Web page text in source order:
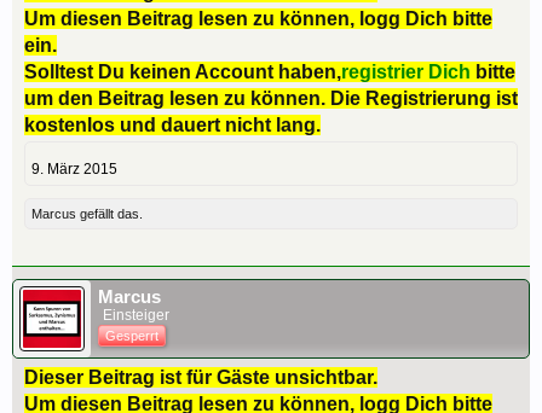
Um diesen Beitrag lesen zu können, logg Dich bitte
ein.
Solltest Du keinen Account haben,registrier Dich bitte
um den Beitrag lesen zu können. Die Registrierung ist
kostenlos und dauert nicht lang.
9. März 2015
Marcus gefällt das.
Marcus
Einsteiger
Gesperrt
Dieser Beitrag ist für Gäste unsichtbar.
Um diesen Beitrag lesen zu können, logg Dich bitte